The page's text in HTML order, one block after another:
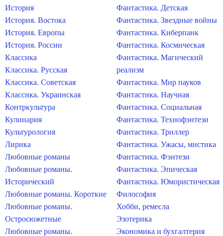
История
История. Востока
История. Европы
История. России
Классика
Классика. Русская
Классика. Советская
Классика. Украинская
Контркультура
Кулинария
Культурология
Лирика
Любовные романы
Любовные романы.
Исторический
Любовные романы. Короткие
Любовные романы.
Остросюжетные
Любовные романы.
Фантастика. Детская
Фантастика. Звездные войны
Фантастика. Киберпанк
Фантастика. Космическая
Фантастика. Магический
реализм
Фантастика. Мир пауков
Фантастика. Научная
Фантастика. Социальная
Фантастика. Технофэнтези
Фантастика. Триллер
Фантастика. Ужасы, мистика
Фантастика. Фэнтези
Фантастика. Эпическая
Фантастика. Юмористическая
Философия
Хобби, ремесла
Эзотерика
Экономика и бухгалтерия